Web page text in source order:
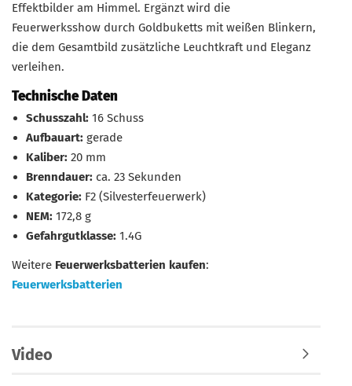
Effektbilder am Himmel. Ergänzt wird die
Feuerwerksshow durch Goldbuketts mit weißen Blinkern,
die dem Gesamtbild zusätzliche Leuchtkraft und Eleganz
verleihen.
Technische Daten
Schusszahl: 16 Schuss
Aufbauart: gerade
Kaliber: 20 mm
Brenndauer: ca. 23 Sekunden
Kategorie: F2 (Silvesterfeuerwerk)
NEM: 172,8 g
Gefahrgutklasse: 1.4G
Weitere Feuerwerksbatterien kaufen:
Feuerwerksbatterien
Video